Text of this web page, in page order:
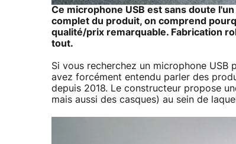
Ce microphone USB est sans doute
complet du produit, on comprend
qualité/prix remarquable. Fabrication
tout.
Si vous recherchez un microphone
avez forcément entendu parler des
depuis 2018. Le constructeur propose
mais aussi des casques) au sein de